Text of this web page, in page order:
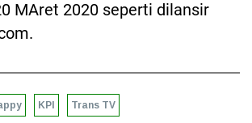
MAret 2020 seperti dilansir
KPI Trans TV